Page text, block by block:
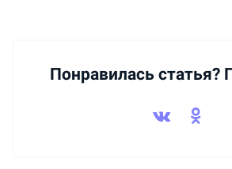
Понравилась статья?